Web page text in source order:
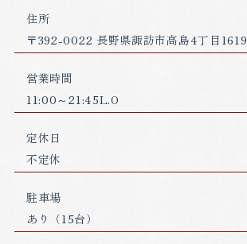
住所
〒392-0022 長野県諏訪市高島4丁目1619
営業時間
11:00～21:45L.O
定休日
不定休
駐車場
あり（15台）